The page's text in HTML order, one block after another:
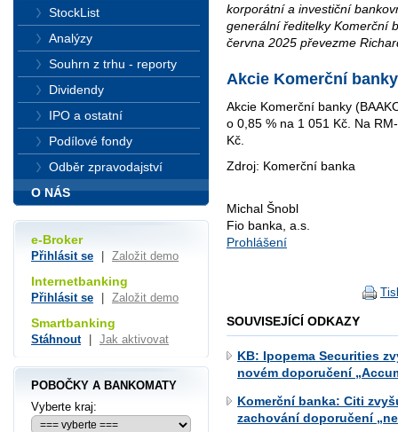
korporátní a investiční
generální ředitelky Komerční
června 2025 převezme
Akcie Komerční banky
Akcie Komerční banky
o 0,85 % na 1 051 Kč. Na
Kč.
Zdroj: Komerční banka
Michal Šnobl
Fio banka, a.s.
Prohlášení
SOUVISEJÍCÍ ODKAZY
KB: Ipopema Securities
novém doporučení
Komerční banka: Citi
zachování doporučení
StockList
Analýzy
Souhrn z trhu - reporty
Dividendy
IPO a ostatní
Podílové fondy
Odběr zpravodajství
O NÁS
e-Broker
Přihlásit se Založit demo
Internetbanking
Přihlásit se Založit demo
Smartbanking
Stáhnout Jak aktivovat
POBOČKY A BANKOMATY
Vyberte kraj: